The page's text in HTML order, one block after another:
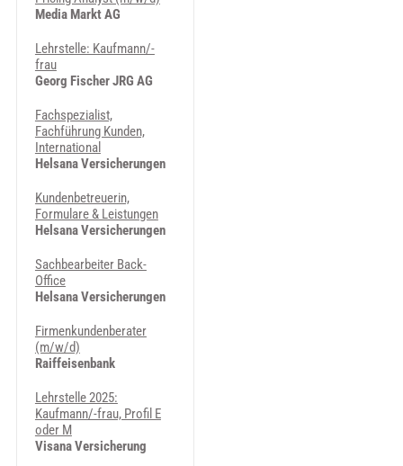
Media Markt AG
Lehrstelle: Kaufmann/-
frau
Georg Fischer JRG AG
Fachspezialist,
Fachführung Kunden,
International
Helsana Versicherungen
Kundenbetreuerin,
Formulare & Leistungen
Helsana Versicherungen
Sachbearbeiter Back-
Office
Helsana Versicherungen
Firmenkundenberater
(m/w/d)
Raiffeisenbank
Lehrstelle 2025:
Kaufmann/-frau, Profil E
oder M
Visana Versicherung